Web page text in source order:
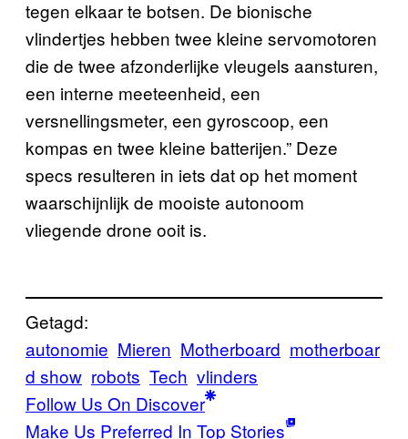
tegen elkaar te botsen. De bionische
vlindertjes hebben twee kleine servomotoren
die de twee afzonderlijke vleugels aansturen,
een interne meeteenheid, een
versnellingsmeter, een gyroscoop, een
kompas en twee kleine batterijen.” Deze
specs resulteren in iets dat op het moment
waarschijnlijk de mooiste autonoom
vliegende drone ooit is.
Getagd:
autonomie Mieren Motherboard motherboar
d show robots Tech vlinders
Follow Us On Discover
Make Us Preferred In Top Stories